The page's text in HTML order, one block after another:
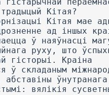
Кітая?
Кітая мае
ад іншых
ў наяўнасці
руху, што
гісторыі. Краіна
ў складаным
абставіны
вялікія